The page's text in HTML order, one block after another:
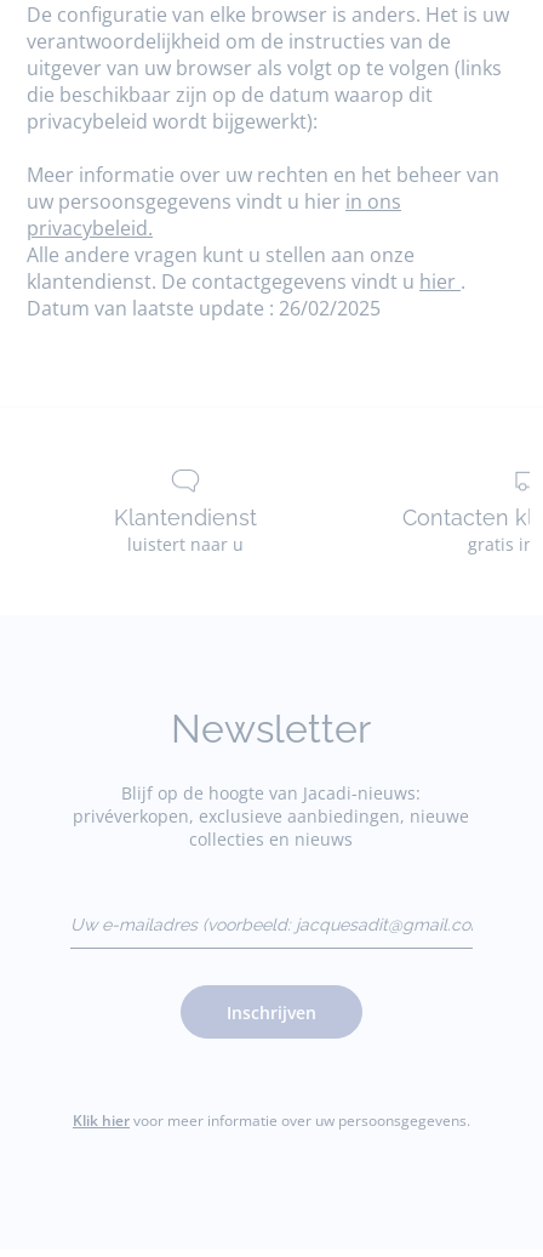
De configuratie van elke browser is anders. Het is uw
verantwoordelijkheid om de instructies van de
uitgever van uw browser als volgt op te volgen (links
die beschikbaar zijn op de datum waarop dit
privacybeleid wordt bijgewerkt):
Meer informatie over uw rechten en het beheer van
uw persoonsgegevens vindt u hier in ons
privacybeleid.
Alle andere vragen kunt u stellen aan onze
klantendienst. De contactgegevens vindt u hier .
Datum van laatste update : 26/02/2025
Klantendienst
luistert naar u
Contacten
gratis in
Newsletter
Blijf op de hoogte van Jacadi-nieuws:
privéverkopen, exclusieve aanbiedingen, nieuwe
collecties en nieuws
(voorbeeld:
jacquesadit@gmail.com)
Inschrijven
Klik hiervoor meer informatie over uw persoonsgegevens.